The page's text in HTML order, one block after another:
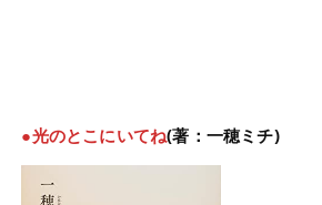
●光のとこにいてね(著：一穂ミチ)